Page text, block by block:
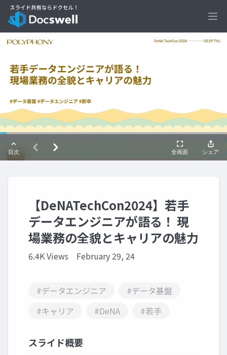
【DeNATechCon2024】若手
データエンジニアが語る！ 現
場業務の全貌とキャリアの魅力
6.4K Views February 29, 24
#データエンジニア
#データ基盤
#キャリア
#DeNA #若手
スライド概要